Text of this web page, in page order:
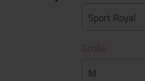
Sport Royal
Größe
M